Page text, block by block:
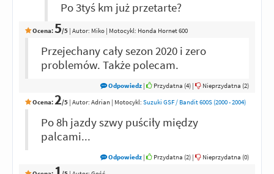
Po 3tyś km już przetarte?
Ocena:5/5 | Autor: Miko | Motocykl: Honda Hornet 600
Przejechany cały sezon 2020 i zero
problemów. Także polecam.
Odpowiedz | Przydatna (4) | Nieprzydatna (2)
Ocena:2/5 | Autor: Adrian | Motocykl: Suzuki GSF / Bandit 600S (2000 - 2004)
Po 8h jazdy szwy puściły między
palcami...
Odpowiedz | Przydatna (2) | Nieprzydatna (0)